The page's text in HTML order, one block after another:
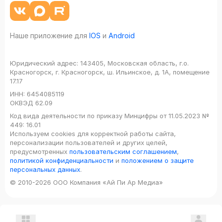
Наше приложение для IOS и Android
Юридический адрес: 143405, Московская область, г.о.
Красногорск, г. Красногорск, ш. Ильинское, д. 1А, помещение
17.17
ИНН: 6454085119
ОКВЭД 62.09
Код вида деятельности по приказу Минцифры от 11.05.2023 №
449: 16.01
Используем cookies для корректной работы сайта,
персонализации пользователей и других целей,
предусмотренных пользовательским соглашением,
политикой конфиденциальности и положением о защите
персональных данных.
© 2010-2026 ООО Компания «Ай Пи Ар Медиа»